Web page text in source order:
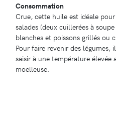
Consommation
Crue, cette huile est idéale
salades (deux cuillerées à
blanches et poissons grillés ou
Pour faire revenir des légumes,
saisir à une température élevée
moelleuse.